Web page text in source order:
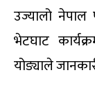
उज्यालो नेपाल
भेटघाट
योङ्याले